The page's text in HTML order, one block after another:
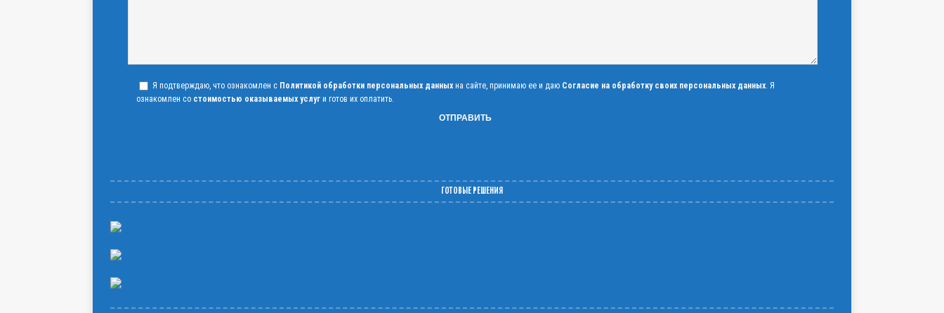
Я подтверждаю, что ознакомлен с Политикой обработки персональных данных на сайте, принимаю ее и даю Согласие на обработку своих персональных данных. Я
ознакомлен со стоимостью оказываемых услуг и готов их оплатить.
ГОТОВЫЕ РЕШЕНИЯ